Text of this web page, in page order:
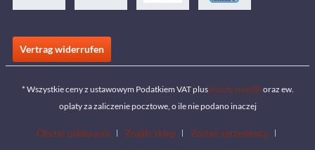
Vertrag widerrufen
* Wszystkie ceny z ustawowym Podatkiem VAT plus koszty wysyłki oraz ew.
opłaty za zaliczenie pocztowe, o ile nie podano inaczej
Obszar pobierania Znajdź sklep Zostań sprzedawcą